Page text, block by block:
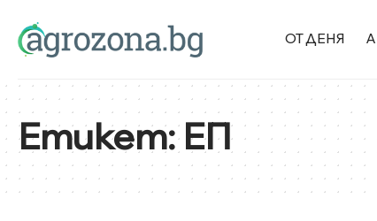
ОТ ДЕНЯ
Етикет:ЕП